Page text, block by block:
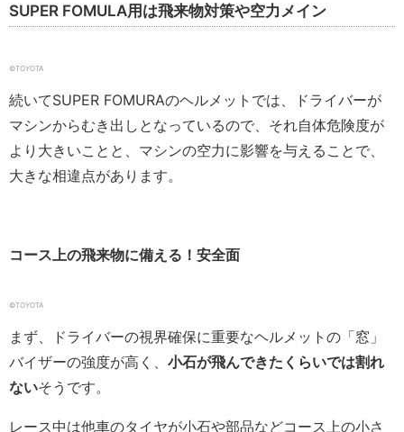
SUPER FOMULA用は飛来物対策や空力メイン
©TOYOTA
続いてSUPER FOMURAのヘルメットでは、ドライバーが
マシンからむき出しとなっているので、それ自体危険度が
より大きいことと、マシンの空力に影響を与えることで、
大きな相違点があります。
コース上の飛来物に備える！安全面
©TOYOTA
まず、ドライバーの視界確保に重要なヘルメットの「窓」
バイザーの強度が高く、 小石が飛んできたくらいでは割れ
ないそうです。
レース中は他車のタイヤが小石や部品などコース上の小さ